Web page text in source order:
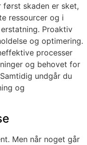
først skaden er sket,
ressourcer og i
Proaktiv
og optimering.
processer
og behovet for
undgår du
og
Men når noget går